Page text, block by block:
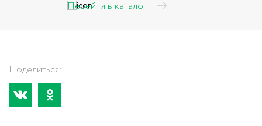
Перейти в каталог
Поделиться: